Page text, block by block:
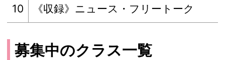
10 《収録》ニュース・フリートーク
募集中のクラス一覧